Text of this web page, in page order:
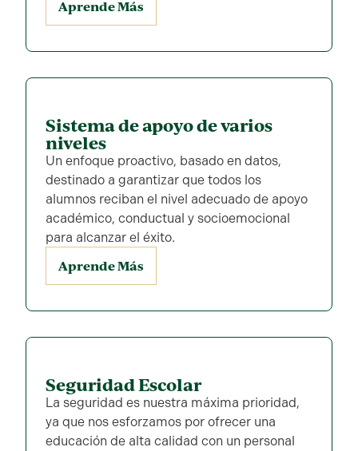
Aprende Más
Sistema de apoyo de varios
niveles
Un enfoque proactivo, basado en datos,
destinado a garantizar que todos los
alumnos reciban el nivel adecuado de apoyo
académico, conductual y socioemocional
para alcanzar el éxito.
Aprende Más
Seguridad Escolar
La seguridad es nuestra máxima prioridad,
ya que nos esforzamos por ofrecer una
educación de alta calidad con un personal